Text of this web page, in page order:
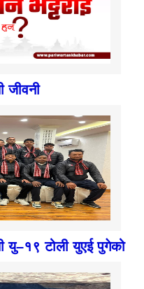
जीवनी
यु–१९ टोली युएई पुगेको